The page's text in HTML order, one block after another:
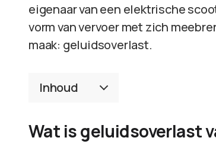
eigenaar van een elektrische
vorm van vervoer met zich
maak: geluidsoverlast.
Inhoud
Wat is geluidsoverlast